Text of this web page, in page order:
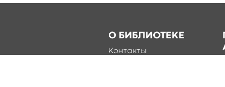
О БИБЛИОТЕКЕ
Контакты